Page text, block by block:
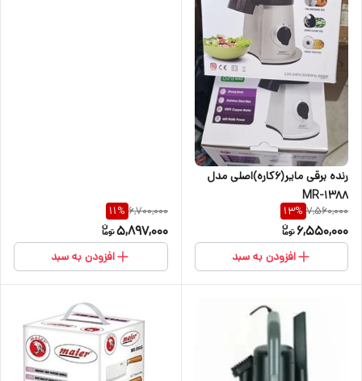
رنده برقی مایر(6کاره)اصلی مدل
MR-1388
7,560,000
13%
6,550,000
افزودن به سبد
6,700,000
11%
5,897,000
افزودن به سبد